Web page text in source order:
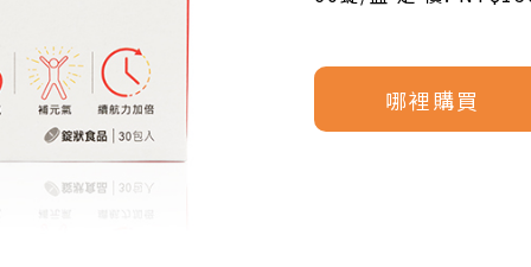
哪裡購買